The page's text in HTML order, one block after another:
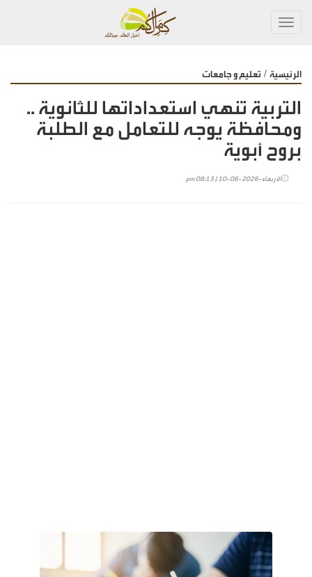
الرئيسية / تعليم و جامعات
التربية تنهي استعداداتها للثانوية ..
ومحافظة يوجه للتعامل مع الطلبة
بروح أبوية
الأربعاء-2026-06-10 | 08:13 pm